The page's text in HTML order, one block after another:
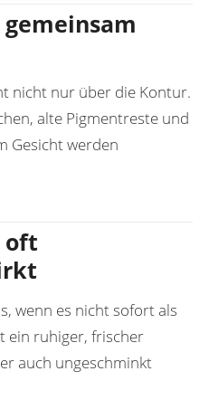
nicht nur über die Kontur.
alte Pigmentreste und
Gesicht werden
oft
wenn es nicht sofort als
ein ruhiger, frischer
auch ungeschminkt